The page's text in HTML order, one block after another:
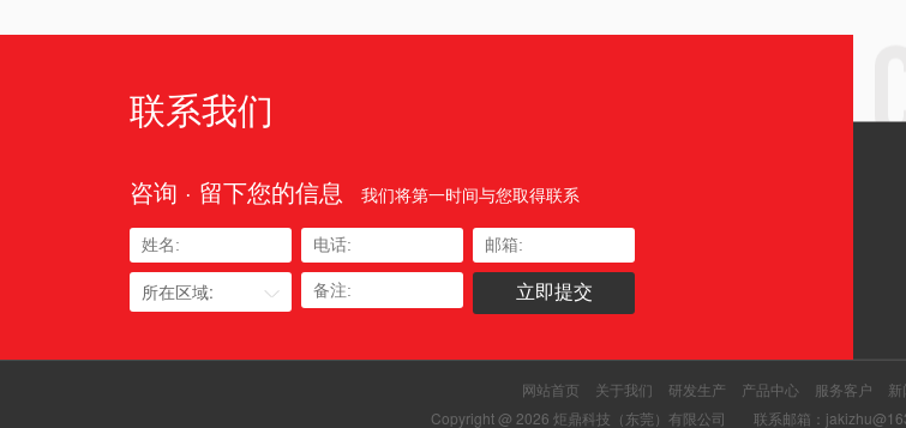
联系我们
咨询 · 留下您的信息 我们将第一时间与您取得联系
所在区域:
网站首页 关于我们 研发生产 产品中心 服务客户
Copyright @ 2026 炬鼎科技（东莞）有限公司
联系邮箱：